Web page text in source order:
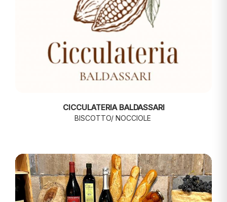
CICCULATERIA BALDASSARI
BISCOTTO/ NOCCIOLE